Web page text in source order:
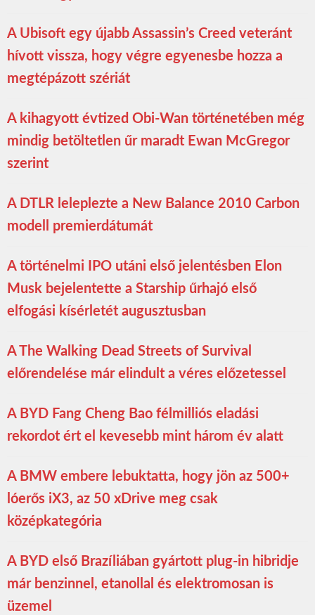
A Ubisoft egy újabb Assassin’s Creed veteránt
hívott vissza, hogy végre egyenesbe hozza a
megtépázott szériát
A kihagyott évtized Obi-Wan történetében még
mindig betöltetlen űr maradt Ewan McGregor
szerint
A DTLR leleplezte a New Balance 2010 Carbon
modell premierdátumát
A történelmi IPO utáni első jelentésben Elon
Musk bejelentette a Starship űrhajó első
elfogási kísérletét augusztusban
A The Walking Dead Streets of Survival
előrendelése már elindult a véres előzetessel
A BYD Fang Cheng Bao félmilliós eladási
rekordot ért el kevesebb mint három év alatt
A BMW embere lebuktatta, hogy jön az 500+
lóerős iX3, az 50 xDrive meg csak
középkategória
A BYD első Brazíliában gyártott plug-in hibridje
már benzinnel, etanollal és elektromosan is
üzemel